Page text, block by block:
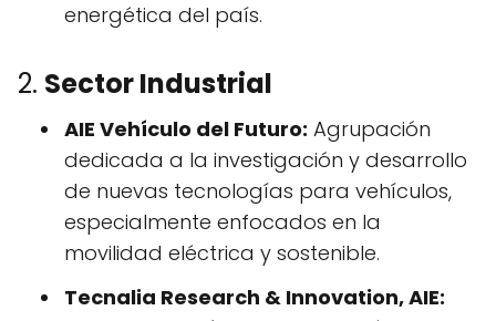
energética del país.
2. Sector Industrial
AIE Vehículo del Futuro: Agrupación
dedicada a la investigación y desarrollo
de nuevas tecnologías para vehículos,
especialmente enfocados en la
movilidad eléctrica y sostenible.
Tecnalia Research & Innovation, AIE: